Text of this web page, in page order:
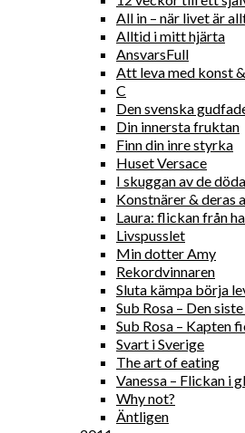
All in – när livet är
Alltid i mitt hjärta
AnsvarsFull
Att leva med konst
C
Den svenska
Din innersta fruktan
Finn din inre styrka
Huset Versace
I skuggan av de döda
Konstnärer & deras
Laura: flickan från
Livspusslet
Min dotter Amy
Rekordvinnaren
Sluta kämpa börja
Sub Rosa – Den
Sub Rosa – Kapten
Svart i Sverige
The art of eating
Vanessa – Flickan i
Why not?
Äntligen